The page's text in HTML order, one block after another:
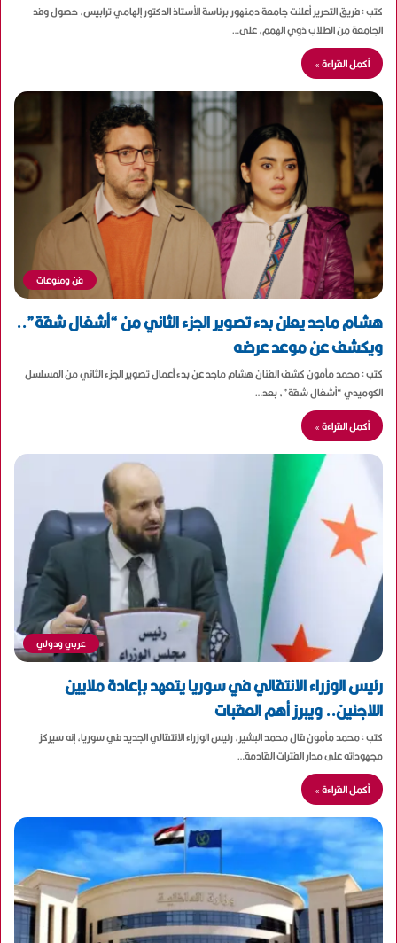
كتب : فريق التحرير أعلنت جامعة دمنهور برئاسة الأستاذ الدكتور إلهامي ترابيس، حصول وفد
الجامعة من الطلاب ذوي الهمم، على…
أكمل القراءة »
فن ومنوعات
هشام ماجد يعلن بدء تصوير الجزء الثاني من “أشغال شقة”..
ويكشف عن موعد عرضه
كتب : محمد مأمون كشف الفنان هشام ماجد عن بدء أعمال تصوير الجزء الثاني من المسلسل
الكوميدي “أشغال شقة”، بعد…
أكمل القراءة »
عربي ودولي
رئيس الوزراء الانتقالي في سوريا يتعهد بإعادة ملايين
اللاجئين.. ويبرز أهم العقبات
كتب : محمد مأمون قال محمد البشير، رئيس الوزراء الانتقالي الجديد في سوريا، إنه سيركز
مجهوداته على مدار الفترات القادمة…
أكمل القراءة »